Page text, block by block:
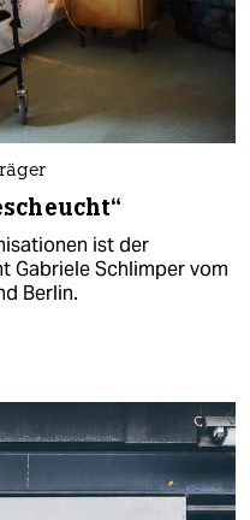
ist der
Gabriele Schlimper vom
Berlin.